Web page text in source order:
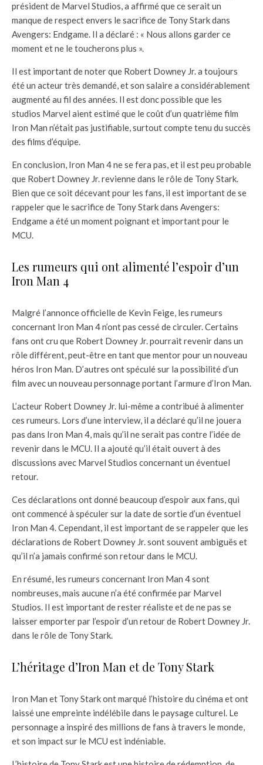
président de Marvel Studios, a affirmé que ce serait un
manque de respect envers le sacrifice de Tony Stark dans
Avengers: Endgame. Il a déclaré : « Nous allons garder ce
moment et ne le toucherons plus ».
Il est important de noter que Robert Downey Jr. a toujours
été un acteur très demandé, et son salaire a considérablement
augmenté au fil des années. Il est donc possible que les
studios Marvel aient estimé que le coût d’un quatrième film
Iron Man n’était pas justifiable, surtout compte tenu du succès
des films d’équipe.
En conclusion, Iron Man 4 ne se fera pas, et il est peu probable
que Robert Downey Jr. revienne dans le rôle de Tony Stark.
Bien que ce soit décevant pour les fans, il est important de se
rappeler que le sacrifice de Tony Stark dans Avengers:
Endgame a été un moment poignant et important pour le
MCU.
Les rumeurs qui ont alimenté l’espoir d’un
Iron Man 4
Malgré l’annonce officielle de Kevin Feige, les rumeurs
concernant Iron Man 4 n’ont pas cessé de circuler. Certains
fans ont cru que Robert Downey Jr. pourrait revenir dans un
rôle différent, peut-être en tant que mentor pour un nouveau
héros Iron Man. D’autres ont spéculé sur la possibilité d’un
film avec un nouveau personnage portant l’armure d’Iron Man.
L’acteur Robert Downey Jr. lui-même a contribué à alimenter
ces rumeurs. Lors d’une interview, il a déclaré qu’il ne jouera
pas dans Iron Man 4, mais qu’il ne serait pas contre l’idée de
revenir dans le MCU. Il a ajouté qu’il était ouvert à des
discussions avec Marvel Studios concernant un éventuel
retour.
Ces déclarations ont donné beaucoup d’espoir aux fans, qui
ont commencé à spéculer sur la date de sortie d’un éventuel
Iron Man 4. Cependant, il est important de se rappeler que les
déclarations de Robert Downey Jr. sont souvent ambiguës et
qu’il n’a jamais confirmé son retour dans le MCU.
En résumé, les rumeurs concernant Iron Man 4 sont
nombreuses, mais aucune n’a été confirmée par Marvel
Studios. Il est important de rester réaliste et de ne pas se
laisser emporter par l’espoir d’un retour de Robert Downey Jr.
dans le rôle de Tony Stark.
L’héritage d’Iron Man et de Tony Stark
Iron Man et Tony Stark ont marqué l’histoire du cinéma et ont
laissé une empreinte indélébile dans le paysage culturel. Le
personnage a inspiré des millions de fans à travers le monde,
et son impact sur le MCU est indéniable.